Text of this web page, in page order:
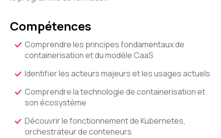
Compétences
Comprendre les principes fondamentaux de
containerisation et du modèle CaaS
Identifier les acteurs majeurs et les usages actuels
Comprendre la technologie de containerisation et
son écosystème
Découvrir le fonctionnement de Kubernetes,
orchestrateur de conteneurs